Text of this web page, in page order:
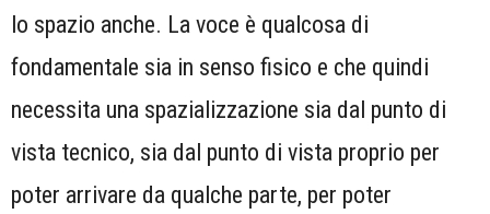
lo spazio anche. La voce è qualcosa di
fondamentale sia in senso fisico e che quindi
necessita una spazializzazione sia dal punto di
vista tecnico, sia dal punto di vista proprio per
poter arrivare da qualche parte, per poter